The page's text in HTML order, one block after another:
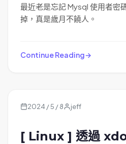
最近老是忘記 Mysql 使用者密
掉，真是歲月不饒人。
Continue Reading
2024 / 5 / 8 jeff
[ Linux ] 透過